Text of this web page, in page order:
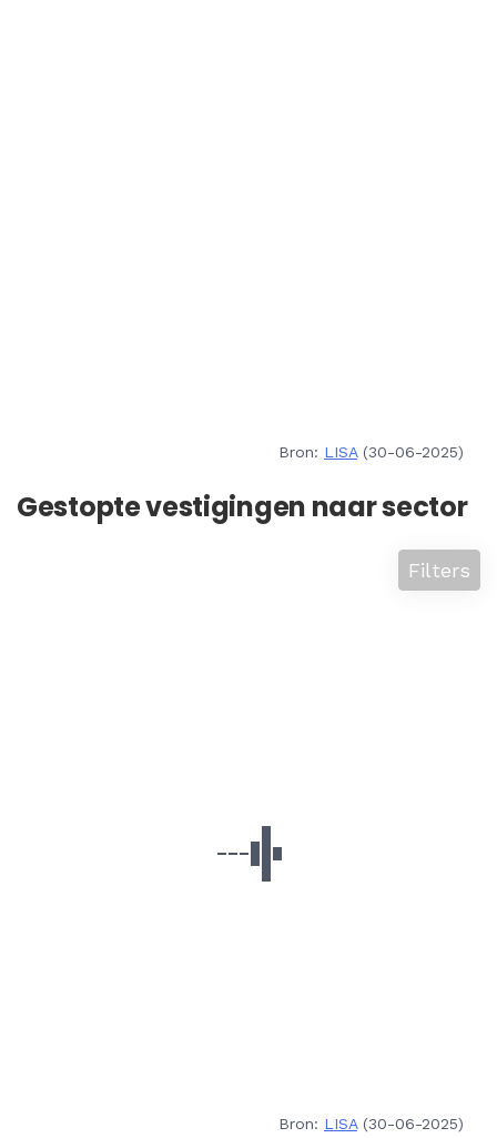
Bron: LISA(30-06-2025)
Gestopte vestigingen naar sector
Filters
Bron: LISA(30-06-2025)